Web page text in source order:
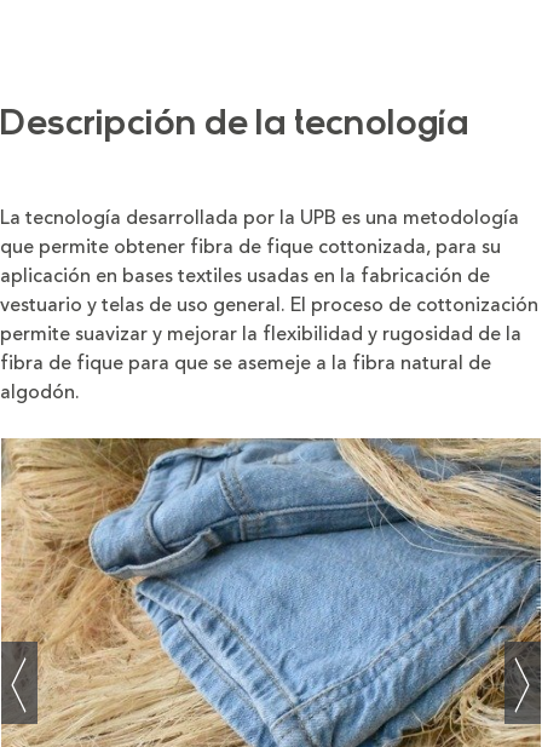
Descripción de la tecnología
La tecnología desarrollada por la UPB es una metodología
que permite obtener fibra de fique cottonizada, para su
aplicación en bases textiles usadas en la fabricación de
vestuario y telas de uso general. El proceso de cottonización
permite suavizar y mejorar la flexibilidad y rugosidad de la
fibra de fique para que se asemeje a la fibra natural de
algodón.